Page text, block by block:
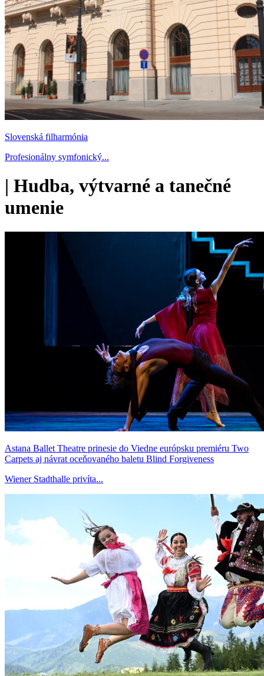
Slovenská filharmónia
Profesionálny symfonický...
| Hudba, výtvarné a tanečné
umenie
Astana Ballet Theatre prinesie do Viedne európsku premiéru Two
Carpets aj návrat oceňovaného baletu Blind Forgiveness
Wiener Stadthalle privíta...